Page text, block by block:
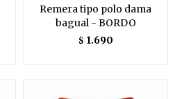
Remera tipo polo dama
bagual - BORDO
$ 1.690